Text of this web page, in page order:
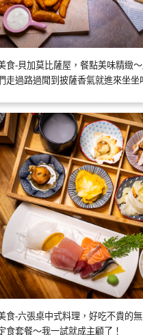
食-貝加莫比薩屋，餐點美味精緻
走過路過聞到披薩香氣就進來坐坐
食-六張桌中式料理，好吃不貴的
食套餐～我一試就成主顧了！